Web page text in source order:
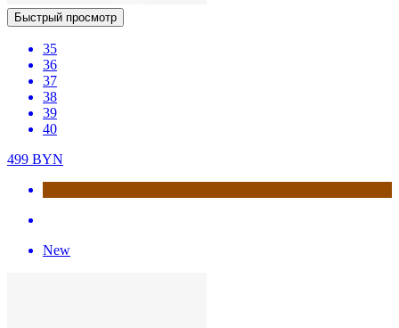
Быстрый просмотр
35
36
37
38
39
40
499 BYN
New